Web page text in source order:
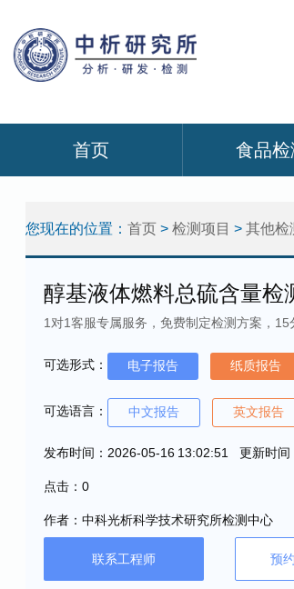
首页 食品检
您现在的位置： 首页 > 检测项目 > 其他检
醇基液体燃料总硫含量检
1对1客服专属服务，免费制定检测方案，15
可选形式： 电子报告 纸质报告
可选语言： 中文报告 英文报告
发布时间：2026-05-16 13:02:51 更新时间
点击：0
作者：中科光析科学技术研究所检测中心
联系工程师 预